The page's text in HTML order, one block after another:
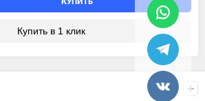
КУПИТЬ
Купить в 1 клик